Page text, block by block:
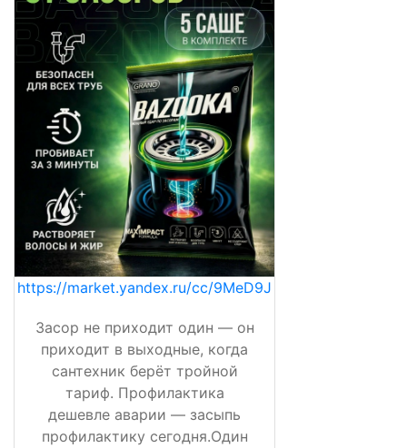
https://market.yandex.ru/cc/9MeD9J
Засор не приходит один — он
приходит в выходные, когда
сантехник берёт тройной
тариф. Профилактика
дешевле аварии — засыпь
профилактику сегодня.Один